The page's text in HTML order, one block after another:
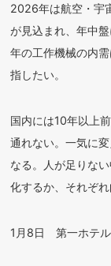
2026年は航空・宇
が見込まれ、年中
年の工作機械の内
指したい。
国内には10年以上
通れない。一気に
なる。人が足りな
化するか、それぞ
1月8日 第一ホテ